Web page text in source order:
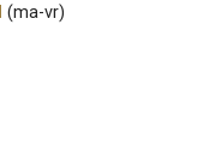
(ma-vr)